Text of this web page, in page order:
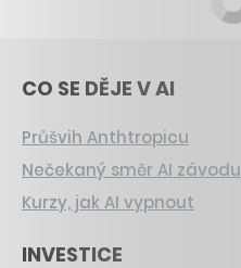
CO SE DĚJE V AI
Průšvih Anthtropicu
Nečekaný směr AI závodu
Kurzy, jak AI vypnout
INVESTICE